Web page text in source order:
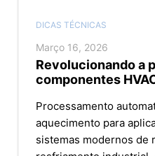
DICAS TÉCNICAS
Março 16, 2026
Revolucionando a
componentes
Processamento
aquecimento para
sistemas modernos de